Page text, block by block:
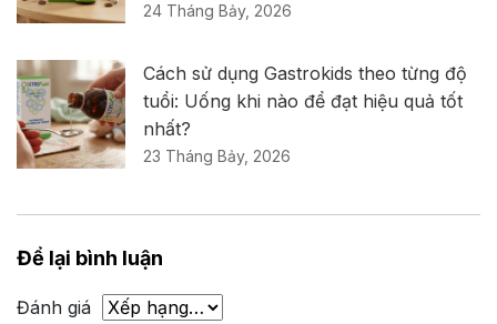
24 Tháng Bảy, 2026
Cách sử dụng Gastrokids theo từng độ
tuổi: Uống khi nào để đạt hiệu quả tốt
nhất?
23 Tháng Bảy, 2026
Để lại bình luận
Đánh giá